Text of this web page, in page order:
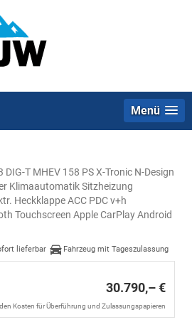
Menü
DIG-T MHEV 158 PS X-Tronic N-Design
Klimaautomatik Sitzheizung
Heckklappe ACC PDC v+h
Touchscreen Apple CarPlay Android
lieferbar Fahrzeug mit Tageszulassung
30.790,– €
Kosten für Überführung und Zulassungspapieren